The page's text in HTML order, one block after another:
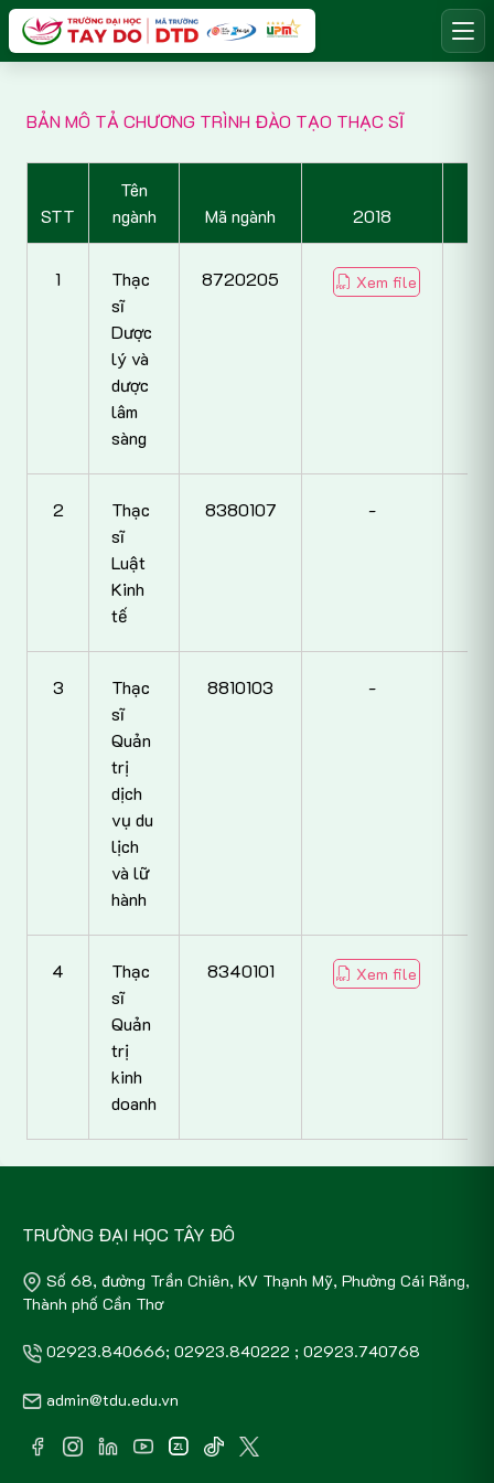
BẢN MÔ TẢ CHƯƠNG TRÌNH ĐÀO TẠO THẠC SĨ
STT
Tên
ngành
Mã ngành 2018
1
Thạc
sĩ
Dược
lý và
dược
lâm
sàng
8720205 Xem file
2
Thạc
sĩ
Luật
Kinh
tế
8380107 -
3
Thạc
sĩ
Quản
trị
dịch
vụ du
lịch
và lữ
hành
8810103 -
4
Thạc
sĩ
Quản
trị
kinh
doanh
8340101 Xem file
TRƯỜNG ĐẠI HỌC TÂY ĐÔ
Số 68, đường Trần Chiên, KV Thạnh Mỹ, Phường Cái Răng,
Thành phố Cần Thơ
02923.840666; 02923.840222 ; 02923.740768
admin@tdu.edu.vn